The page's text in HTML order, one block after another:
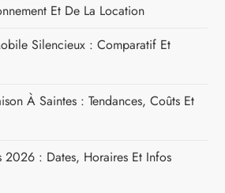
Et De La Location
Silencieux : Comparatif Et
À Saintes : Tendances, Coûts Et
2026 : Dates, Horaires Et Infos